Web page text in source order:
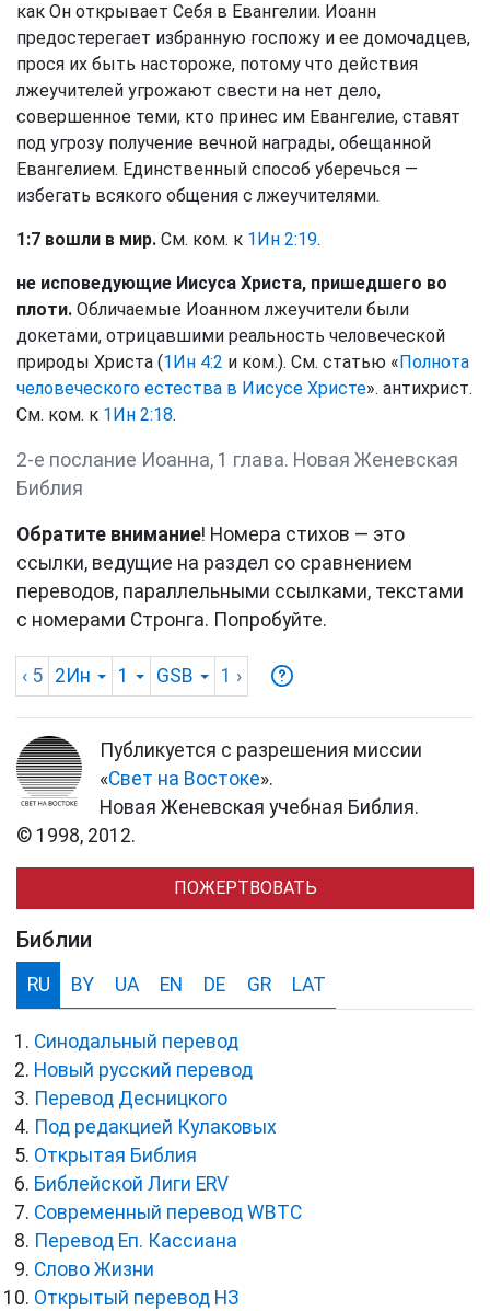
как Он открывает Себя в Евангелии. Иоанн
предостерегает избранную госпожу и ее домочадцев,
прося их быть настороже, потому что действия
лжеучителей угрожают свести на нет дело,
совершенное теми, кто принес им Евангелие, ставят
под угрозу получение вечной награды, обещанной
Евангелием. Единственный способ уберечься —
избегать всякого общения с лжеучителями.
1:7 вошли в мир. См. ком. к 1Ин 2:19.
не исповедующие Иисуса Христа, пришедшего во
плоти. Обличаемые Иоанном лжеучители были
докетами, отрицавшими реальность человеческой
природы Христа (1Ин 4:2 и ком.). См. статью «Полнота
человеческого естества в Иисусе Христе». антихрист.
См. ком. к 1Ин 2:18.
2-е послание Иоанна, 1 глава. Новая Женевская
Библия
Обратите внимание! Номера стихов — это
ссылки, ведущие на раздел со сравнением
переводов, параллельными ссылками, текстами
с номерами Стронга. Попробуйте.
‹ 5 2Ин 1 GSB 1 ›
Публикуется с разрешения миссии
«Свет на Востоке».
Новая Женевская учебная Библия.
© 1998, 2012.
ПОЖЕРТВОВАТЬ
Библии
RU BY UA EN DE GR LAT
Синодальный перевод
Новый русский перевод
Перевод Десницкого
Под редакцией Кулаковых
Открытая Библия
Библейской Лиги ERV
Cовременный перевод WBTC
Перевод Еп. Кассиана
Слово Жизни
Открытый перевод НЗ